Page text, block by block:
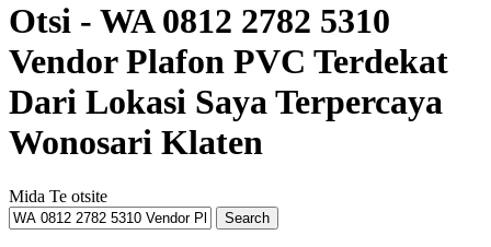
Otsi - WA 0812 2782 5310
Vendor Plafon PVC Terdekat
Dari Lokasi Saya Terpercaya
Wonosari Klaten
Mida Te otsite